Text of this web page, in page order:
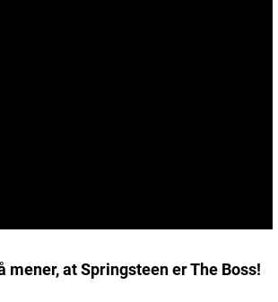
at Springsteen er The Boss!